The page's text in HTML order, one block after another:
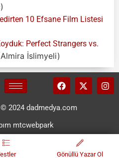
10 Efsane Film Listesi
Perfect Strangers vs.
İslimyeli)
© 2024 dadmedya.com
mtcwebpark
Gönüllü Yazar Ol